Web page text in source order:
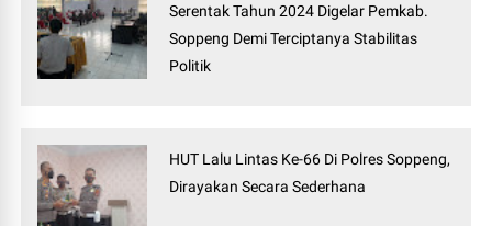
Serentak Tahun 2024 Digelar Pemkab.
Soppeng Demi Terciptanya Stabilitas
Politik
HUT Lalu Lintas Ke-66 Di Polres Soppeng,
Dirayakan Secara Sederhana